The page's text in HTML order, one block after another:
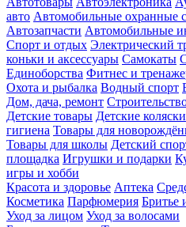
авто Автомобильные охранные
Автозапчасти Автомобильные
Спорт и отдых Электрический
коньки и аксессуары Самокаты
Единоборства Фитнес и
Охота и рыбалка Водный спорт
Дом, дача, ремонт
Детские товары Детские коляски
гигиена Товары для
Товары для школы Детский
площадка Игрушки и подарки
игры и хобби
Красота и здоровье Аптека
Косметика Парфюмерия Бритье
Уход за лицом Уход за волосами